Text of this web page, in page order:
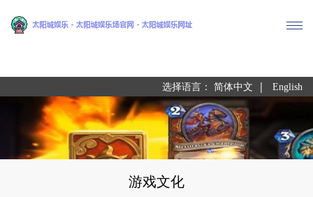
尊龙凯时
选择语言： 简体中文 | English
游戏文化